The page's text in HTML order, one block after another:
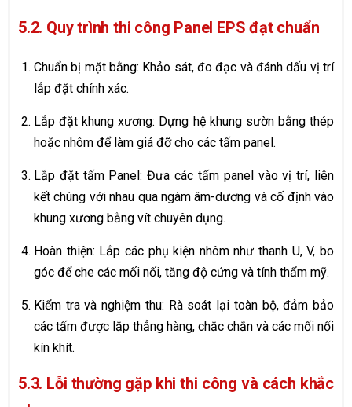
5.2. Quy trình thi công Panel EPS đạt chuẩn
Chuẩn bị mặt bằng: Khảo sát, đo đạc và đánh dấu vị trí
lắp đặt chính xác.
Lắp đặt khung xương: Dựng hệ khung sườn bằng thép
hoặc nhôm để làm giá đỡ cho các tấm panel.
Lắp đặt tấm Panel: Đưa các tấm panel vào vị trí, liên
kết chúng với nhau qua ngàm âm-dương và cố định vào
khung xương bằng vít chuyên dụng.
Hoàn thiện: Lắp các phụ kiện nhôm như thanh U, V, bo
góc để che các mối nối, tăng độ cứng và tính thẩm mỹ.
Kiểm tra và nghiệm thu: Rà soát lại toàn bộ, đảm bảo
các tấm được lắp thẳng hàng, chắc chắn và các mối nối
kín khít.
5.3. Lỗi thường gặp khi thi công và cách khắc